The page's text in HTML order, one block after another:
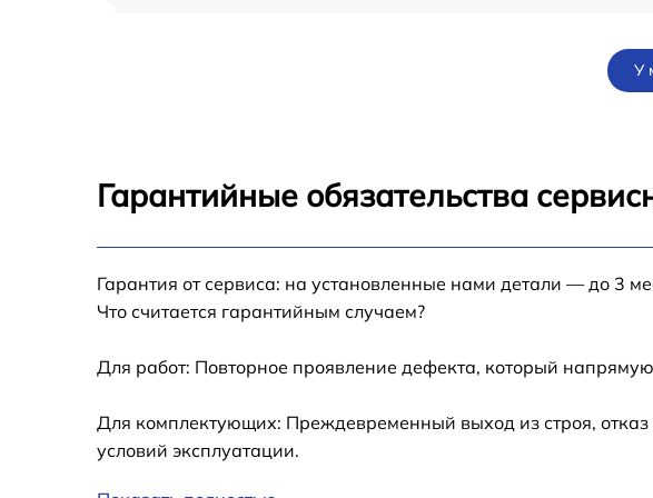
Замена корпуса iPad Air 2 2014
Замена камеры iPad Air 2 2014
У
Гарантийные обязательства
Гарантия от сервиса: на установленные нами детали — до 3
Что считается гарантийным случаем?
Для работ: Повторное проявление дефекта, который
Для комплектующих: Преждевременный выход из строя,
условий эксплуатации.